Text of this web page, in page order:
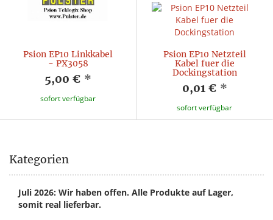
Psion EP10 Linkkabel
- PX3058
5,00 € *
sofort verfügbar
Psion EP10 Netzteil
Kabel fuer die
Dockingstation
0,01 € *
sofort verfügbar
Kategorien
Juli 2026: Wir haben offen. Alle Produkte auf Lager,
somit real lieferbar.